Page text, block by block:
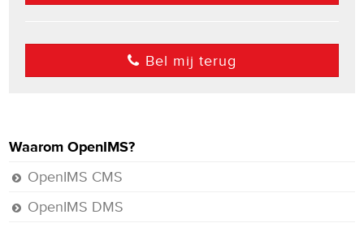
Bel mij terug
Waarom OpenIMS?
OpenIMS CMS
OpenIMS DMS